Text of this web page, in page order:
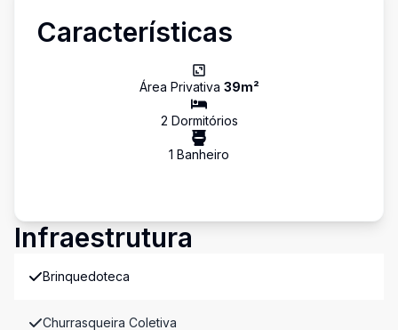
Características
Área Privativa 39m²
2 Dormitórios
1 Banheiro
Infraestrutura
Brinquedoteca
Churrasqueira Coletiva